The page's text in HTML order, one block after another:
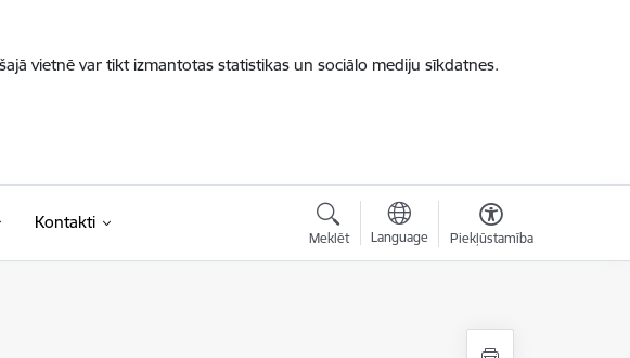
vietnē var tikt izmantotas statistikas un sociālo mediju sīkdatnes.
Kontakti
Meklēt Language Piekļūstamība